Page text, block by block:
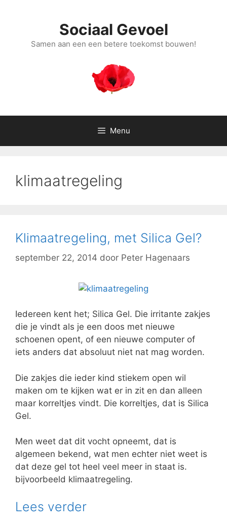
Sociaal Gevoel
Samen aan een een betere toekomst bouwen!
Menu
klimaatregeling
Klimaatregeling, met Silica Gel?
september 22, 2014 door Peter Hagenaars
Iedereen kent het; Silica Gel. Die irritante zakjes
die je vindt als je een doos met nieuwe
schoenen opent, of een nieuwe computer of
iets anders dat absoluut niet nat mag worden.
Die zakjes die ieder kind stiekem open wil
maken om te kijken wat er in zit en dan alleen
maar korreltjes vindt. Die korreltjes, dat is Silica
Gel.
Men weet dat dit vocht opneemt, dat is
algemeen bekend, wat men echter niet weet is
dat deze gel tot heel veel meer in staat is.
bijvoorbeeld klimaatregeling.
Lees verder